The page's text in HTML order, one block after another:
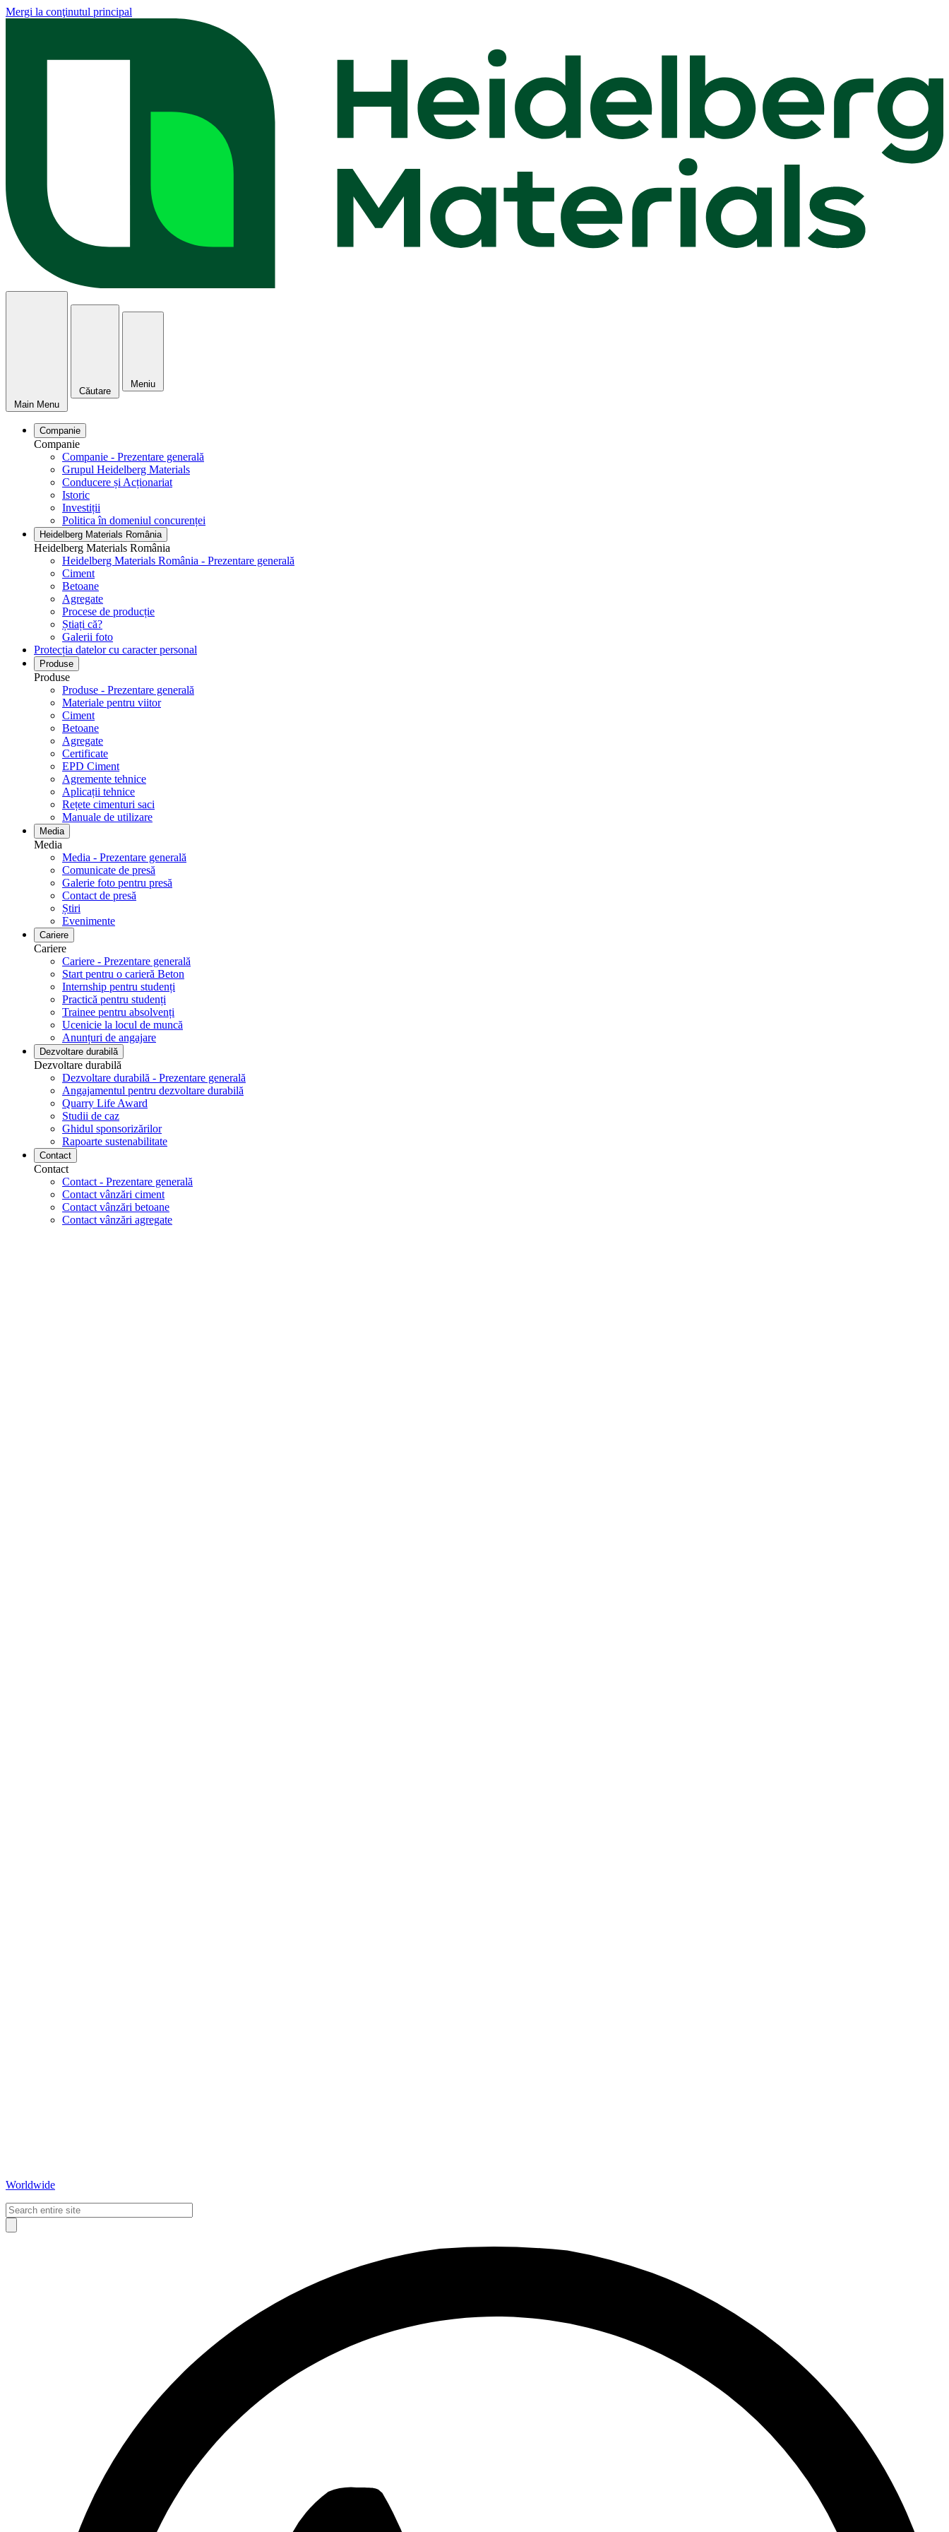
Mergi la conţinutul principal
Main Menu
Căutare
Meniu
Companie
Companie
Companie - Prezentare generală
Grupul Heidelberg Materials
Conducere și Acționariat
Istoric
Investiții
Politica în domeniul concurenței
Heidelberg Materials România
Heidelberg Materials România
Heidelberg Materials România - Prezentare generală
Ciment
Betoane
Agregate
Procese de producție
Știați că?
Galerii foto
Protecția datelor cu caracter personal
Produse
Produse
Produse - Prezentare generală
Materiale pentru viitor
Ciment
Betoane
Agregate
Certificate
EPD Ciment
Agremente tehnice
Aplicații tehnice
Rețete cimenturi saci
Manuale de utilizare
Media
Media
Media - Prezentare generală
Comunicate de presă
Galerie foto pentru ​​​​​​​presă
Contact de presă
Știri
Evenimente
Cariere
Cariere
Cariere - Prezentare generală
Start pentru o carieră Beton
Internship pentru studenți
Practică pentru studenți
Trainee pentru absolvenți
Ucenicie la locul de muncă
Anunțuri de angajare
Dezvoltare durabilă
Dezvoltare durabilă
Dezvoltare durabilă - Prezentare generală
Angajamentul pentru dezvoltare durabilă
Quarry Life Award
Studii de caz
Ghidul sponsorizărilor
Rapoarte sustenabilitate
Contact
Contact
Contact - Prezentare generală
Contact vânzări ciment
Contact vânzări betoane
Contact vânzări agregate
Worldwide